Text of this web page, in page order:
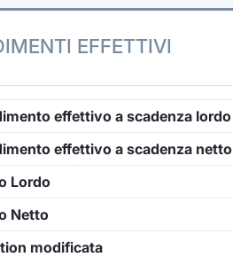
EFFETTIVI
effettivo a scadenza lordo
effettivo a scadenza netto
Lordo
Netto
modificata